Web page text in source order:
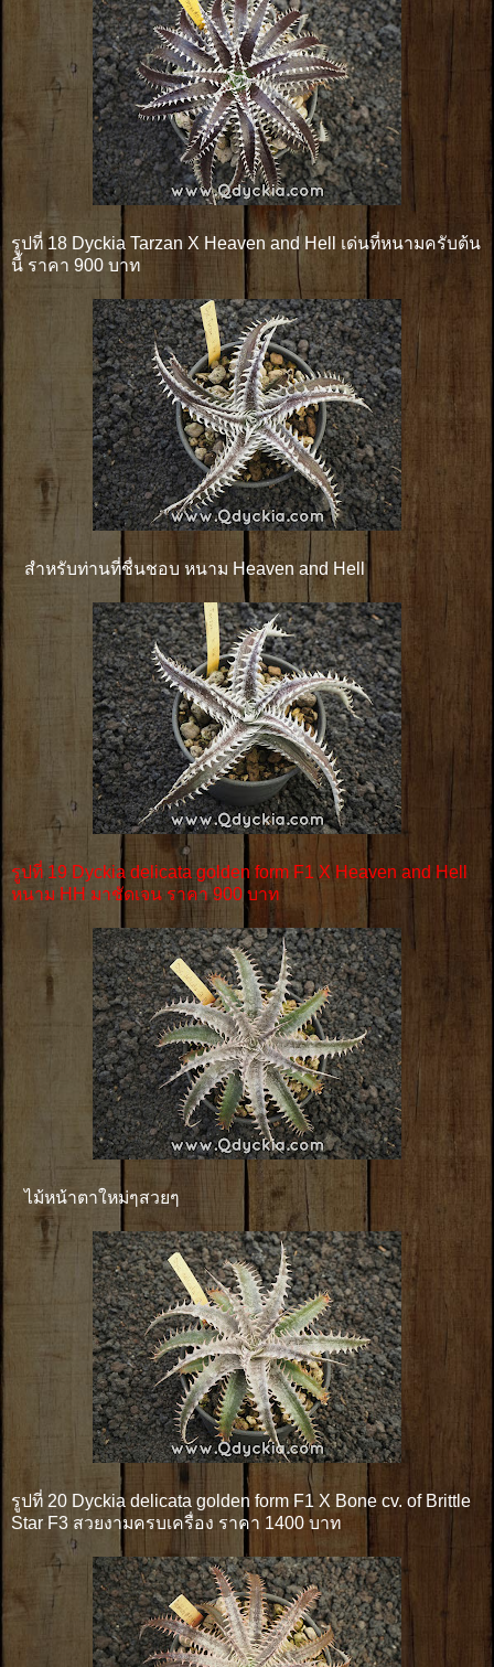
รูปที่ 18 Dyckia Tarzan X Heaven and Hell เด่นที่หนามครับต้น
นี้ ราคา 900 บาท
สำหรับท่านที่ชื่นชอบ หนาม Heaven and Hell
รูปที่ 19 Dyckia delicata golden form F1 X Heaven and Hell
หนาม HH มาชัดเจน ราคา 900 บาท
ไม้หน้าตาใหม่ๆสวยๆ
รูปที่ 20 Dyckia delicata golden form F1 X Bone cv. of Brittle
Star F3 สวยงามครบเครื่อง ราคา 1400 บาท